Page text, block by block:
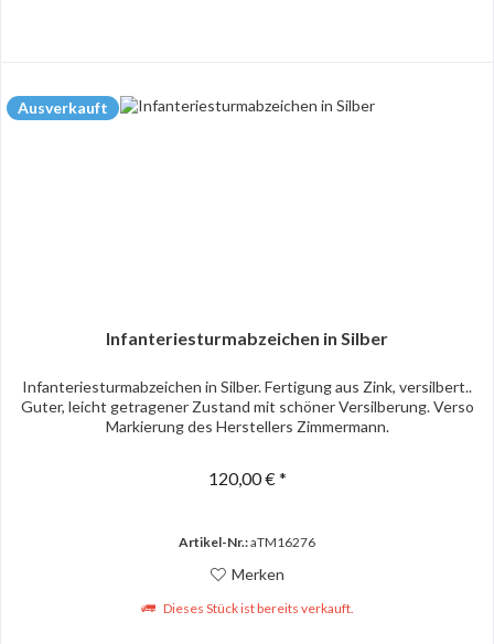
Ausverkauft
Infanteriesturmabzeichen in Silber
Infanteriesturmabzeichen in Silber. Fertigung aus Zink, versilbert..
Guter, leicht getragener Zustand mit schöner Versilberung. Verso
Markierung des Herstellers Zimmermann.
120,00 € *
Artikel-Nr.:aTM16276
Merken
Dieses Stück ist bereits verkauft.